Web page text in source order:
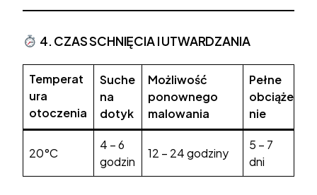
4. CZAS SCHNIĘCIA I UTWARDZANIA
Temperat
ura
otoczenia
Suche
na
dotyk
Możliwość
ponownego
malowania
Pełne
obciąże
nie
20°C
4 – 6
godzin
12 – 24 godziny
5 – 7
dni